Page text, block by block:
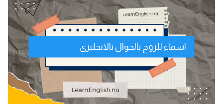
اسماء للزوج بالجوال بالانجليزي